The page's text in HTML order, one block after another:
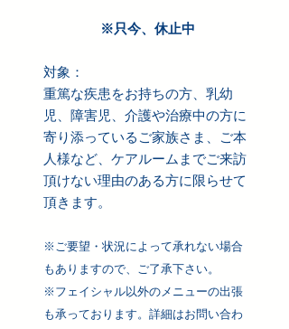
※只今、休止中
対象：
重篤な疾患をお持ちの方、乳幼
児、障害児、介護や治療中の方に
寄り添っているご家族さま、ご本
人様など、ケアルームまでご来訪
頂けない理由のある方に限らせて
頂きます。
※ご要望・状況によって承れない場合
もありますので、ご了承下さい。
※フェイシャル以外のメニューの出張
も承っております。詳細はお問い合わ